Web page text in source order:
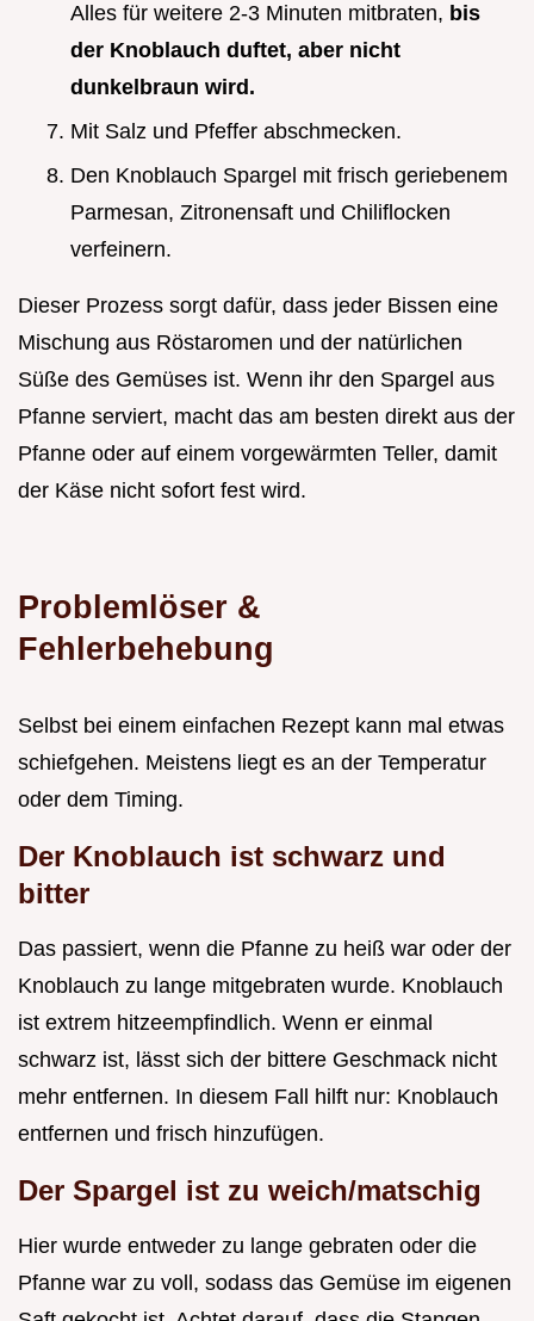
Alles für weitere 2-3 Minuten mitbraten, bis
der Knoblauch duftet, aber nicht
dunkelbraun wird.
Mit Salz und Pfeffer abschmecken.
Den Knoblauch Spargel mit frisch geriebenem
Parmesan, Zitronensaft und Chiliflocken
verfeinern.
Dieser Prozess sorgt dafür, dass jeder Bissen eine
Mischung aus Röstaromen und der natürlichen
Süße des Gemüses ist. Wenn ihr den Spargel aus
Pfanne serviert, macht das am besten direkt aus der
Pfanne oder auf einem vorgewärmten Teller, damit
der Käse nicht sofort fest wird.
Problemlöser &
Fehlerbehebung
Selbst bei einem einfachen Rezept kann mal etwas
schiefgehen. Meistens liegt es an der Temperatur
oder dem Timing.
Der Knoblauch ist schwarz und
bitter
Das passiert, wenn die Pfanne zu heiß war oder der
Knoblauch zu lange mitgebraten wurde. Knoblauch
ist extrem hitzeempfindlich. Wenn er einmal
schwarz ist, lässt sich der bittere Geschmack nicht
mehr entfernen. In diesem Fall hilft nur: Knoblauch
entfernen und frisch hinzufügen.
Der Spargel ist zu weich/matschig
Hier wurde entweder zu lange gebraten oder die
Pfanne war zu voll, sodass das Gemüse im eigenen